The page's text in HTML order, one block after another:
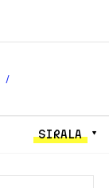
SIRALA